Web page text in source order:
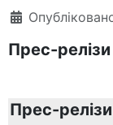
Прес-релізи
Прес-релізи